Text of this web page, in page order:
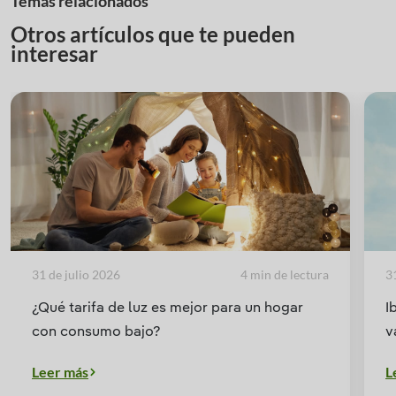
Otros artículos que te pueden
interesar
¿Qué tarifa de luz es mejor para un hogar
con consumo bajo?
31 de julio 2026 4 min de lectura
Leer más